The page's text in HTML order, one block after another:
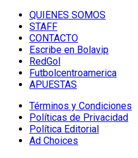
QUIENES SOMOS
STAFF
CONTACTO
Escribe en Bolavip
RedGol
Futbolcentroamerica
APUESTAS
Términos y Condiciones
Políticas de Privacidad
Política Editorial
Ad Choices